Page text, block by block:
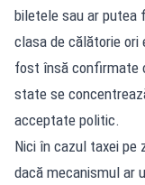
biletele sau ar putea
clasa de călătorie
fost însă confirmate
state se
acceptate politic.
Nici în cazul taxei pe
dacă mecanismul ar